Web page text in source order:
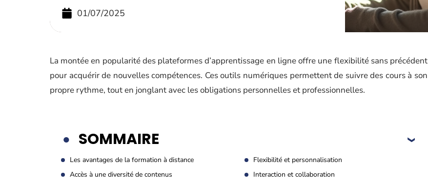
01/07/2025
La montée en popularité des plateformes d’apprentissage en ligne offre une flexibilité sans précédent
pour acquérir de nouvelles compétences. Ces outils numériques permettent de suivre des cours à son
propre rythme, tout en jonglant avec les obligations personnelles et professionnelles.
SOMMAIRE
Les avantages de la formation à distance
Flexibilité et personnalisation
Accès à une diversité de contenus
Interaction et collaboration